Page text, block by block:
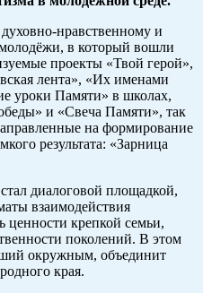
нравственному и
в который вошли
проекты «Твой герой»,
лента», «Их именами
уроки Памяти» в школах,
и «Свеча Памяти», так
на формирование
результата: «Зарница
диалоговой площадкой,
взаимодействия
ценности крепкой семьи,
поколений. В этом
окружным, объединит
края.